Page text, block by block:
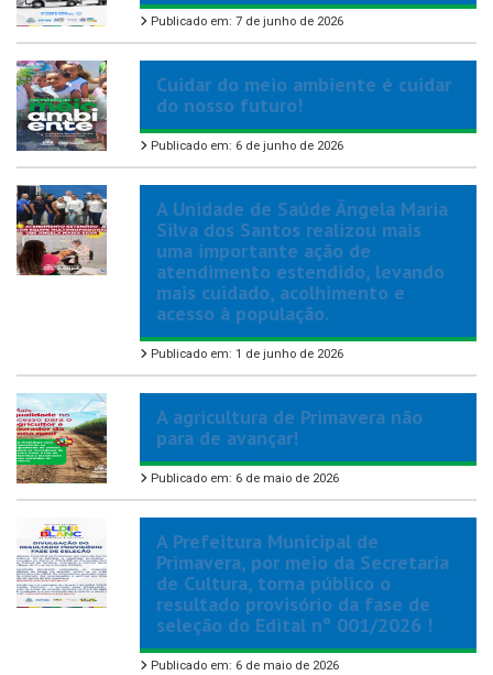
Publicado em: 7 de junho de 2026
Cuidar do meio ambiente é cuidar
do nosso futuro!
Publicado em: 6 de junho de 2026
A Unidade de Saúde Ângela Maria
Silva dos Santos realizou mais
uma importante ação de
atendimento estendido, levando
mais cuidado, acolhimento e
acesso à população.
Publicado em: 1 de junho de 2026
A agricultura de Primavera não
para de avançar!
Publicado em: 6 de maio de 2026
A Prefeitura Municipal de
Primavera, por meio da Secretaria
de Cultura, torna público o
resultado provisório da fase de
seleção do Edital nº 001/2026 !
Publicado em: 6 de maio de 2026